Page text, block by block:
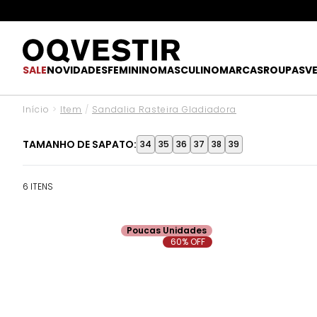
SALENOVIDADESFEMININOMASCULINOMARCASROUPAS
Início > Item / Sandalia Rasteira Gladiadora
TAMANHO DE SAPATO: 34 35 36 37 38 39
6 ITENS
Poucas Unidades
60% OFF